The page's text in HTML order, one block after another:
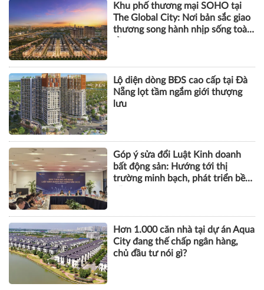
Khu phố thương mại SOHO tại
The Global City: Nơi bản sắc giao
thương song hành nhịp sống toàn
Lộ diện dòng BĐS cao cấp tại Đà
Nẵng lọt tầm ngắm giới thượng
lưu
Góp ý sửa đổi Luật Kinh doanh
bất động sản: Hướng tới thị
trường minh bạch, phát triển bền
Hơn 1.000 căn nhà tại dự án Aqua
City đang thế chấp ngân hàng,
chủ đầu tư nói gì?